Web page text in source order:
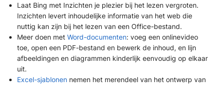
Laat Bing met Inzichten je plezier bij het lezen vergroten.
Inzichten levert inhoudelijke informatie van het web die
nuttig kan zijn bij het lezen van een Office-bestand.
Meer doen met Word-documenten: voeg een onlinevideo
toe, open een PDF-bestand en bewerk de inhoud, en lijn
afbeeldingen en diagrammen kinderlijk eenvoudig op elkaar
uit.
Excel-sjablonen nemen het merendeel van het ontwerp van